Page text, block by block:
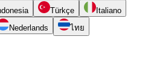
Türkçe
Italiano
Nederlands
ไทย